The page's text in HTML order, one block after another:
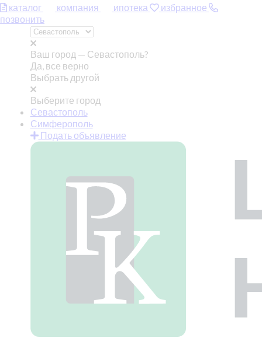
каталог компания ипотека
избранное
позвонить
Ваш город — Севастополь?
Да, все верно
Выбрать другой
Выберите город
Севастополь
Симферополь
Подать объявление